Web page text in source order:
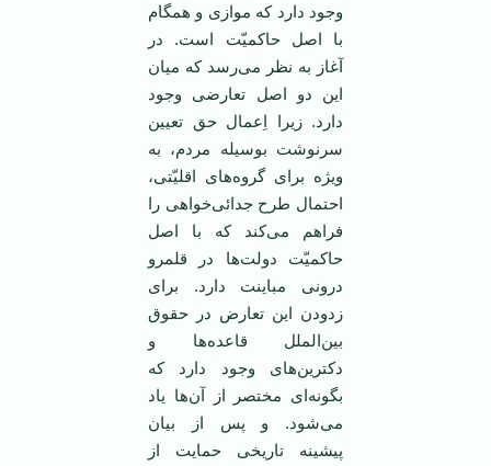
وجود دارد که موازی و همگام
با اصل حاکمیّت است. در
آغاز به نظر می‌رسد که میان
این دو اصل تعارضی وجود
دارد. زیرا اِعمال حق تعیین
سرنوشت بوسیله مردم، به
ویژه برای گروه‌های اقلیّتی،
احتمال طرح جدائی‌خواهی را
فراهم می‌کند که با اصل
حاکمیّت دولت‌ها در قلمرو
درونی مباینت دارد. برای
زدودن این تعارض در حقوق
بین‌الملل قاعده‌ها و
دکترین‌های وجود دارد که
بگونه‌ای مختصر از آن‌ها یاد
می‌شود. و پس از بیان
پیشینه تاریخی حمایت از